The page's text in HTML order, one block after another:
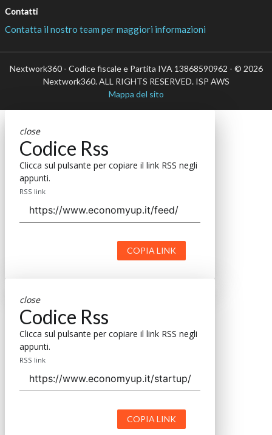
Contatti
Contatta il nostro team per maggiori informazioni
Nextwork360 - Codice fiscale e Partita IVA 13868590962 - © 2026
Nextwork360. ALL RIGHTS RESERVED. ISP AWS
Mappa del sito
close
Codice Rss
Clicca sul pulsante per copiare il link RSS negli
appunti.
RSS link
COPIA LINK
close
Codice Rss
Clicca sul pulsante per copiare il link RSS negli
appunti.
RSS link
COPIA LINK